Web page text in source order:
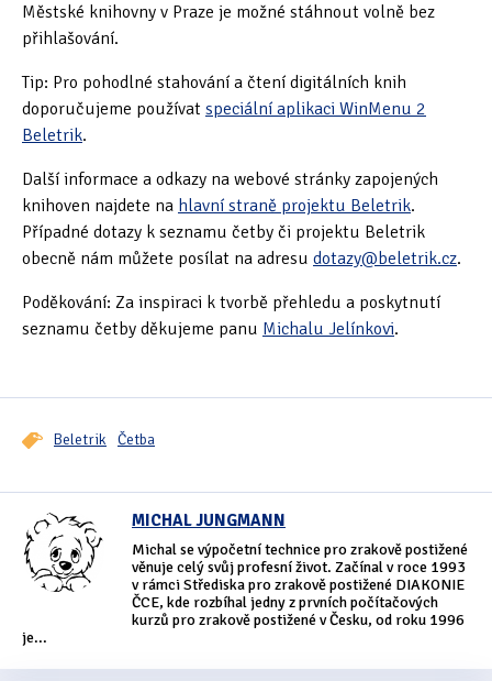
Pracuji sluchem (564)
Pracuji zrakem(456)
Služby(115)
Software(503)
Asistivní software(428)
Běžný software (284)
Městské knihovny v Praze je možné stáhnout volně bez
přihlašování.
Tip: Pro pohodlné stahování a čtení digitálních knih
doporučujeme používat speciální aplikaci WinMenu 2
Beletrik.
Další informace a odkazy na webové stránky zapojených
knihoven najdete na hlavní straně projektu Beletrik.
Případné dotazy k seznamu četby či projektu Beletrik
obecně nám můžete posílat na adresu dotazy@beletrik.cz.
Poděkování: Za inspiraci k tvorbě přehledu a poskytnutí
seznamu četby děkujeme panu Michalu Jelínkovi.
Beletrik Četba
MICHAL JUNGMANN
Michal se výpočetní technice pro zrakově postižené
věnuje celý svůj profesní život. Začínal v roce 1993
v rámci Střediska pro zrakově postižené DIAKONIE
ČCE, kde rozbíhal jedny z prvních počítačových
kurzů pro zrakově postižené v Česku, od roku 1996
je...